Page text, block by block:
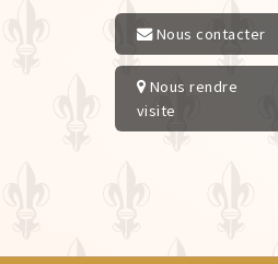
Nous contacter
Nous rendre
visite